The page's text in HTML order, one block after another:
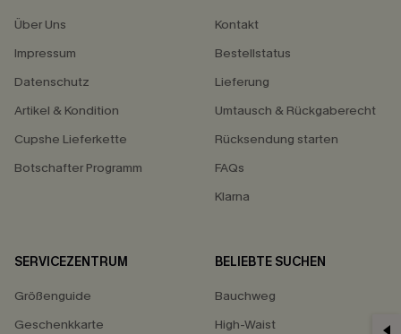
Über Uns
Impressum
Datenschutz
Artikel & Kondition
Cupshe Lieferkette
Botschafter Programm
Kontakt
Bestellstatus
Lieferung
Umtausch & Rückgaberecht
Rücksendung starten
FAQs
Klarna
SERVICEZENTRUM
Größenguide
Geschenkkarte
BELIEBTE SUCHEN
Bauchweg
High-Waist